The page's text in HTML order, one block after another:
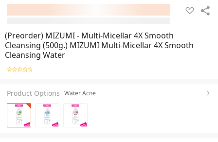
(Preorder) MIZUMI - Multi-Micellar 4X Smooth
Cleansing (500g.) MIZUMI Multi-Micellar 4X Smooth
Cleansing Water
Product Options Water Acne